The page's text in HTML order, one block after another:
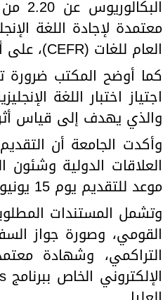
العام للغات (CEFR)، على أن تكون صادرة خلال آخر خمس سنوات.
كما أوضح المكتب ضرورة
والذي يهدف إلى قياس
وأكدت الجامعة أن
العلاقات الدولية وشئون
موعد للتقديم يوم 15 يونيو 2026، تمهيدًا لتشكيل لجنة لاختيار أفضل المرشحين للمنحة.
وتشمل المستندات
القومي، وصورة جواز
التراكمي، وشهادة